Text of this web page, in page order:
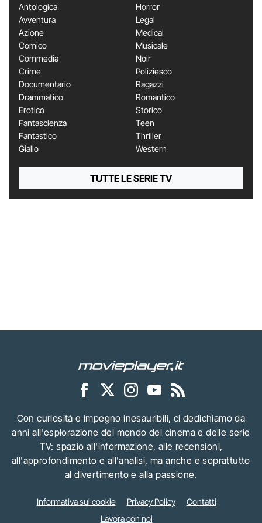
Antologica
Avventura
Azione
Comico
Commedia
Crime
Documentario
Drammatico
Erotico
Fantascienza
Fantastico
Giallo
Horror
Legal
Medical
Musicale
Noir
Poliziesco
Ragazzi
Romantico
Storico
Teen
Thriller
Western
TUTTE LE SERIE TV
Con curiosità e impegno inesauribili, ci dedichiamo da
anni all'esplorazione del mondo del cinema e delle serie
TV: spazio all'informazione, alle recensioni,
all'approfondimento e all'analisi, ma anche e soprattutto
al divertimento e alla passione.
Informativa sui cookie Privacy Policy
Contatti
Lavora con noi